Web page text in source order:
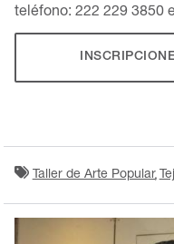
teléfono: 222 229 3850
Taller de Arte Popular